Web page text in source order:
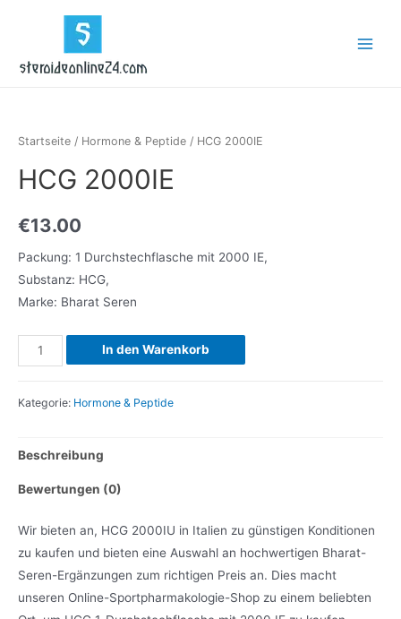
Startseite / Hormone & Peptide / HCG 2000IE
HCG 2000IE
€13.00
Packung: 1 Durchstechflasche mit 2000 IE,
Substanz: HCG,
Marke: Bharat Seren
HCG
2000IE
In den Warenkorb
Kategorie: Hormone & Peptide
Beschreibung
Bewertungen (0)
Wir bieten an, HCG 2000IU in Italien zu günstigen Konditionen
zu kaufen und bieten eine Auswahl an hochwertigen Bharat-
Seren-Ergänzungen zum richtigen Preis an. Dies macht
unseren Online-Sportpharmakologie-Shop zu einem beliebten